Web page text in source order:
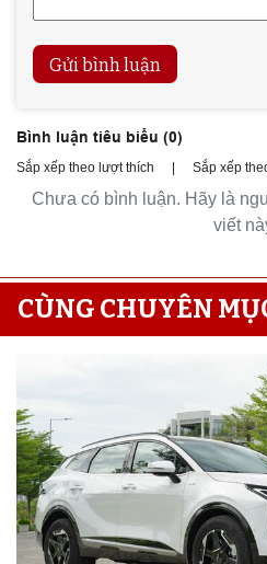
Gửi bình luận
Bình luận tiêu biểu (0)
Sắp xếp theo lượt thích Sắp xếp
Chưa có bình luận. Hãy là
viết
CÙNG CHUYÊN